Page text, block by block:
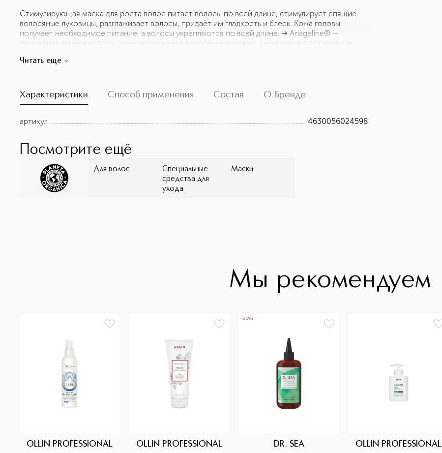
Стимулирующая маска для роста волос питает волосы по всей длине, стимулирует спящие
волосяные луковицы, разглаживает волосы, придаёт им гладкость и блеск. Кожа головы
получает необходимое питание, а волосы укрепляются по всей длине. ➔ Anageline® —
природная аминокислота, улучшает питание волосяных луковиц, стимулируя рост волос и
В, благодаря которым пряди выглядят более сильными и блестящими. Содержат витамин Н,
головы благодаря своим противовоспалительным свойствам. ➔ МЯКОТЬ АЛОЭ обеспечивает
увлажняющее действие, замедляет выпадение волос, способствует их росту.
Читать еще
Характеристики Способ применения Состав О Бренде
артикул 4630056024598
Посмотрите ещё
Для волос
Специальные
средства для
ухода
Маски
Мы рекомендуем
OLLIN PROFESSIONAL OLLIN PROFESSIONAL
-20%
DR. SEA OLLIN PROFESSIONAL